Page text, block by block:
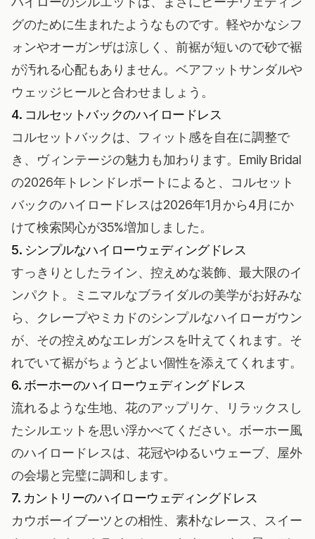
グのために生まれたようなものです。軽やかなシフ
ォンやオーガンザは涼しく、前裾が短いので砂で裾
が汚れる心配もありません。ベアフットサンダルや
ウェッジヒールと合わせましょう。
4. コルセットバックのハイロードレス
コルセットバックは、フィット感を自在に調整で
き、ヴィンテージの魅力も加わります。 Emily Bridal
の2026年トレンドレポート によると、コルセット
バックのハイロードレスは2026年1月から4月にか
けて検索関心が35%増加しました。
5. シンプルなハイローウェディングドレス
すっきりとしたライン、控えめな装飾、最大限のイ
ンパクト。
ミニマルなブライダルの美学がお好みな
ら、クレープやミカドのシンプルなハイローガウン
が、その控えめなエレガンスを叶えてくれます。そ
れでいて裾がちょうどよい個性を添えてくれます。
6. ボーホーのハイローウェディングドレス
流れるような生地、花のアップリケ、リラックスし
たシルエットを思い浮かべてください。 ボーホー風
のハイロードレスは、花冠やゆるいウェーブ、屋外
の会場と完璧に調和します。
7. カントリーのハイローウェディングドレス
カウボーイブーツとの相性、素朴なレース、スイー